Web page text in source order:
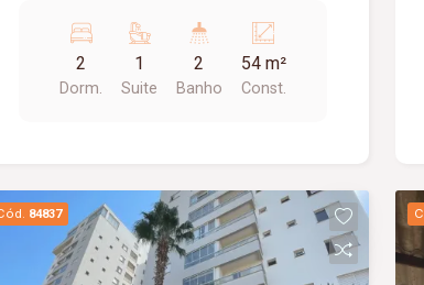
equipada com cooktop e suggar, área
de serviço, 01 banheiro social e 02
vagas de estacionamento.
2
Dorm.
1
Suite
2
Banho
54 m²
Const.
84837